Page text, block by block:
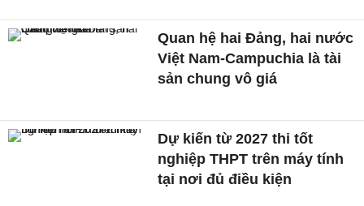
Quan hệ hai Đảng, hai nước
Việt Nam-Campuchia là tài
sản chung vô giá ​
Dự kiến từ 2027 thi tốt
nghiệp THPT trên máy tính
tại nơi đủ điều kiện